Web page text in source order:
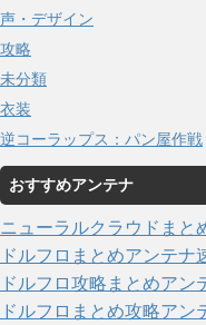
声・デザイン
攻略
未分類
衣装
逆コーラップス：パン屋作戦
おすすめアンテナ
ニューラルクラウドまと
ドルフロまとめアンテナ
ドルフロ攻略まとめアン
ドルフロまとめ攻略アン